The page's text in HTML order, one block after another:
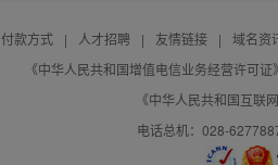
付款方式 | 人才招聘 | 友情链接 |
域名资
《中华人民共和国增值电信业务经营许可
《中华人民共和国互联
电话总机：028-